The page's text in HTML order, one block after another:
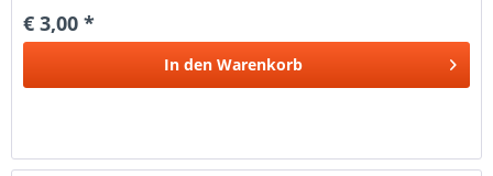
€ 3,00 *
In den Warenkorb